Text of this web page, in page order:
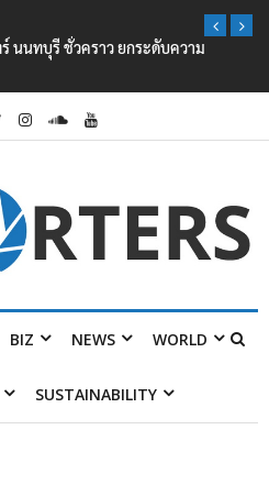
นนทบุรี ชั่วคราว ยกระดับความ
BIZ NEWS WORLD
SUSTAINABILITY